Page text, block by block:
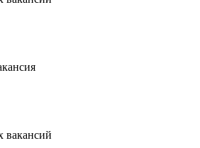
вакансий